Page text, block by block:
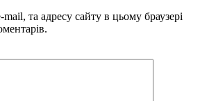
та адресу сайту в цьому браузері